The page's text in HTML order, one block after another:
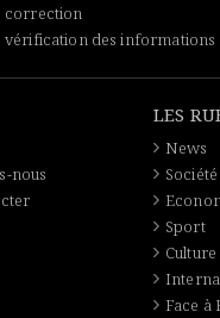
correction
vérification des informations
nous
LES
News
Société
Sport
Culture
Face à